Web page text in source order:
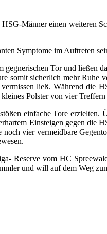
Männer einen weiteren
Symptome im Auftreten
Tor und ließen
somit sicherlich mehr Ruhe
ließ. Während die
Polster von vier
einfache Tore erzielten.
Einsteigen gegen die
vier vermeidbare
Reserve vom HC
und will auf dem Weg